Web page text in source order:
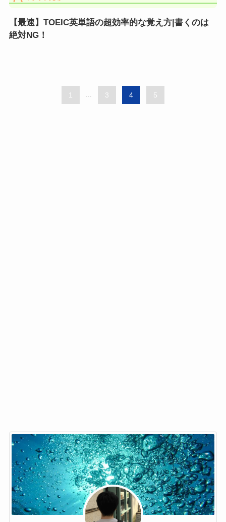
【最速】TOEIC英単語の超効率的な覚え方|書くのは
絶対NG！
1 ... 3 4 5